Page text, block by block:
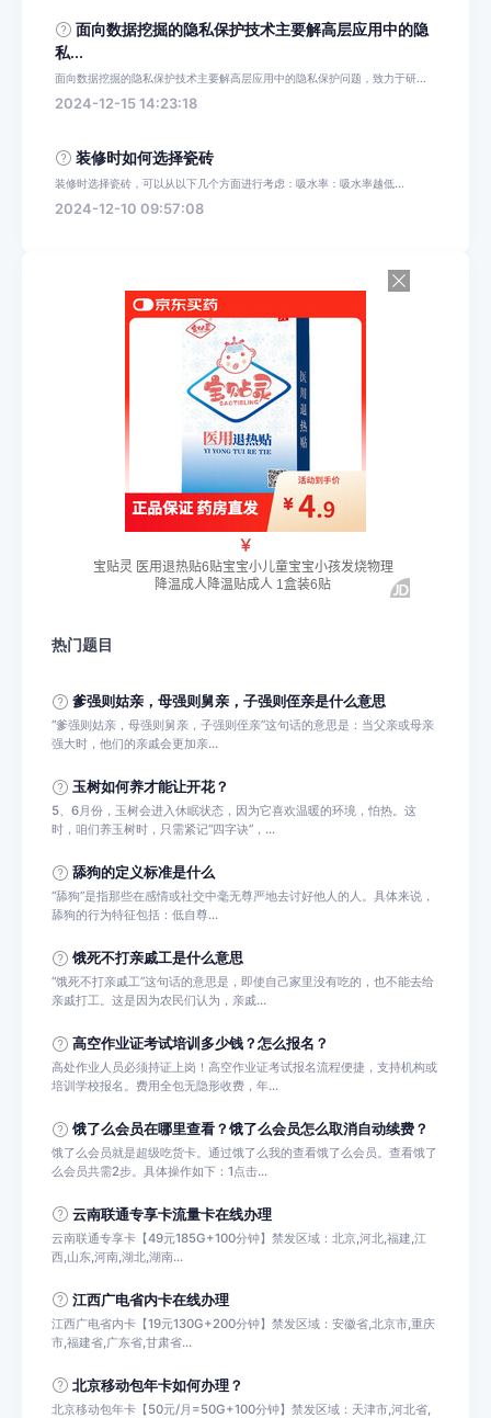
面向数据挖掘的隐私保护技术主要解高层应用中的隐
私...
面向数据挖掘的隐私保护技术主要解高层应用中的隐私保护问题，致力于研...
2024-12-15 14:23:18
装修时如何选择瓷砖
装修时选择瓷砖，可以从以下几个方面进行考虑：‌吸水率‌：吸水率越低...
2024-12-10 09:57:08
热门题目
爹强则姑亲，‌母强则舅亲，‌子强则侄亲是什么意思
‌“‌爹强则姑亲，‌母强则舅亲，‌子强则侄亲”这句话的意思是：当父亲或母亲
强大时，他们的亲戚会更加亲...
玉树如何养才能让开花？
5、6月份，玉树会进入休眠状态，因为它喜欢温暖的环境，怕热。这
时，咱们养玉树时，只需紧记“四字诀”，...
舔狗的定义标准是什么
‌“舔狗”是指那些在感情或社交中毫无尊严地去讨好他人的人。‌具体来说，
舔狗的行为特征包括：‌‌低自尊...
饿死不打亲戚工是什么意思
“饿死不打亲戚工”这句话的意思是，即使自己家里没有吃的，也不能去给
亲戚打工。这是因为农民们认为，亲戚...
高空作业证考试培训多少钱？怎么报名？
高处作业人员必须持证上岗！高空作业证考试报名流程便捷，支持机构或
培训学校报名。费用全包无隐形收费，年...
饿了么会员在哪里查看？饿了么会员怎么取消自动续费？
饿了么会员就是超级吃货卡。通过饿了么我的查看饿了么会员。查看饿了
么会员共需2步。具体操作如下：1点击...
云南联通专享卡流量卡在线办理
云南联通专享卡【49元185G+100分钟】禁发区域：北京,河北,福建,江
西,山东,河南,湖北,湖南...
江西广电省内卡在线办理
江西广电省内卡【19元130G+200分钟】禁发区域：安徽省,北京市,重庆
市,福建省,广东省,甘肃省...
北京移动包年卡如何办理？
北京移动包年卡【50元/月=50G+100分钟】禁发区域：天津市,河北省,